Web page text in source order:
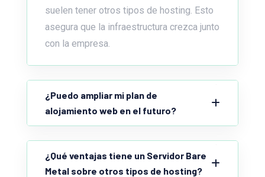
suelen tener otros tipos de hosting. Esto
asegura que la infraestructura crezca junto
con la empresa.
¿Puedo ampliar mi plan de
alojamiento web en el futuro?
¿Qué ventajas tiene un Servidor Bare
Metal sobre otros tipos de hosting?